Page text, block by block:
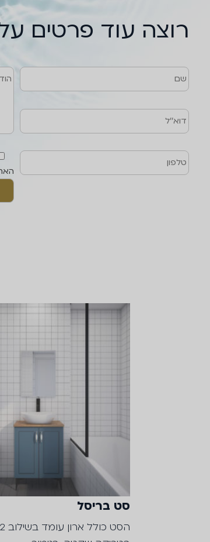
רוצה עוד פרטים
שם
הודעה
דוא''ל
טלפון
סט בריסל